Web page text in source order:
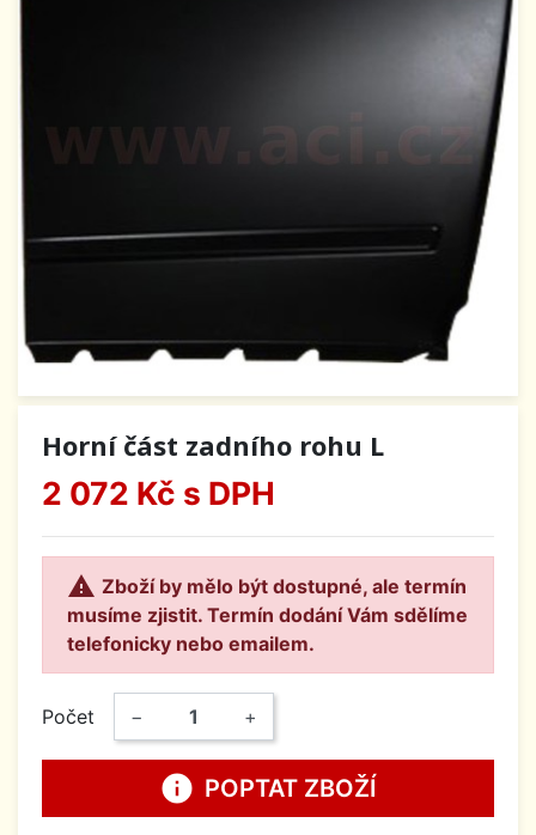
Horní část zadního rohu L
2 072 Kč s DPH
 Zboží by mělo být dostupné, ale termín
musíme zjistit. Termín dodání Vám sdělíme
telefonicky nebo emailem.
Počet − +
info POPTAT ZBOŽÍ